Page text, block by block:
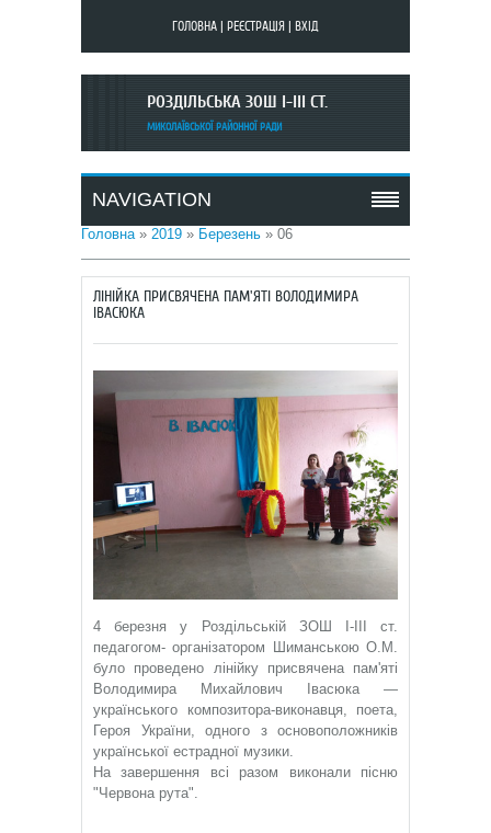
ГОЛОВНА РЕЄСТРАЦІЯ ВХІД
РОЗДІЛЬСЬКА ЗОШ I-III СТ.
МИКОЛАЇВСЬКОЇ РАЙОННОЇ РАДИ
NAVIGATION
Головна» 2019 » Березень » 06
ЛІНІЙКА ПРИСВЯЧЕНА ПАМ'ЯТІ ВОЛОДИМИРА
ІВАСЮКА
4 березня у Роздільській ЗОШ І-ІІІ ст.
педагогом- організатором Шиманською О.М.
було проведено лінійку присвячена пам'яті
Володимира Михайлович Івасюка —
українського композитора-виконавця, поета,
Героя України, одного з основоположників
української естрадної музики.
На завершення всі разом виконали пісню
"Червона рута".